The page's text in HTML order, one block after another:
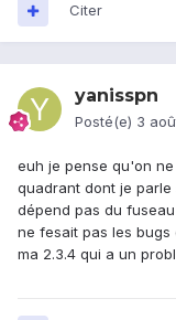
Citer
yanisspn
Posté(e) 3
euh je pense qu'on
quadrant dont je
dépend pas du
ne fesait pas les
ma 2.3.4 qui a un